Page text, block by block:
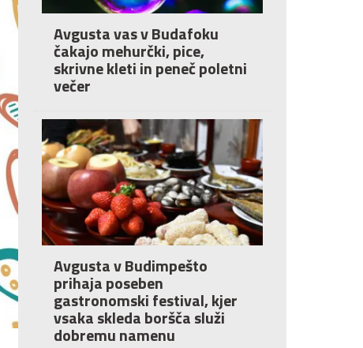
Avgusta vas v Budafoku
čakajo mehurčki, pice,
skrivne kleti in peneč poletni
večer
Avgusta v Budimpešto
prihaja poseben
gastronomski festival, kjer
vsaka skleda boršča služi
dobremu namenu